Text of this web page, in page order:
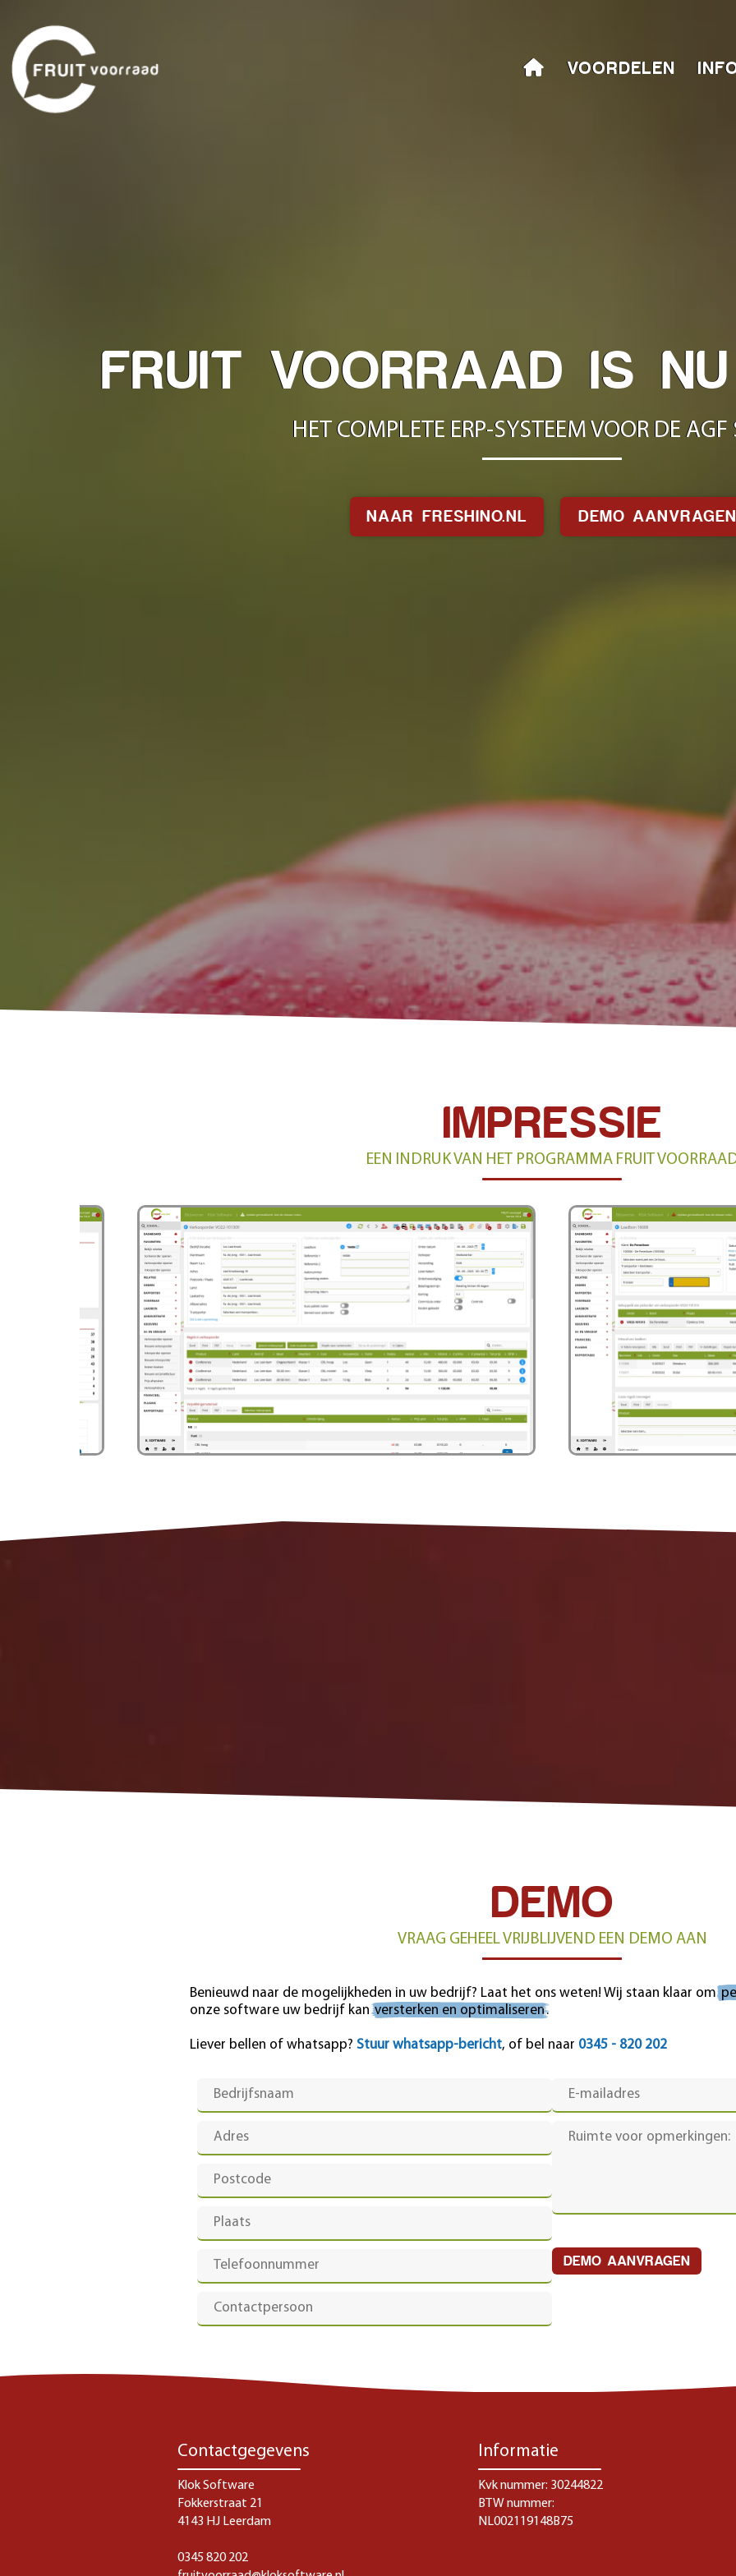
VOORDELEN
FRUIT VOORRAAD IS
HET COMPLETE ERP-SYSTEEM VOOR DE AGF
NAAR FRESHINO.NL DEMO AANVRAGEN
IMPRESSIE
EEN INDRUK VAN HET PROGRAMMA FRUIT
DEMO
VRAAG GEHEEL VRIJBLIJVEND EEN DEMO AAN
Benieuwd naar de mogelijkheden in uw bedrijf? Laat het ons weten! Wij staan klaar om
onze software uw bedrijf kanversterken en optimaliseren.
Liever bellen of whatsapp? Stuur whatsapp-bericht, of bel naar 0345 - 820 202
DEMO AANVRAGEN
Contactgegevens
Klok Software
Fokkerstraat 21
4143 HJ Leerdam
0345 820 202
Informatie
Kvk nummer: 30244822
BTW nummer:
NL002119148B75